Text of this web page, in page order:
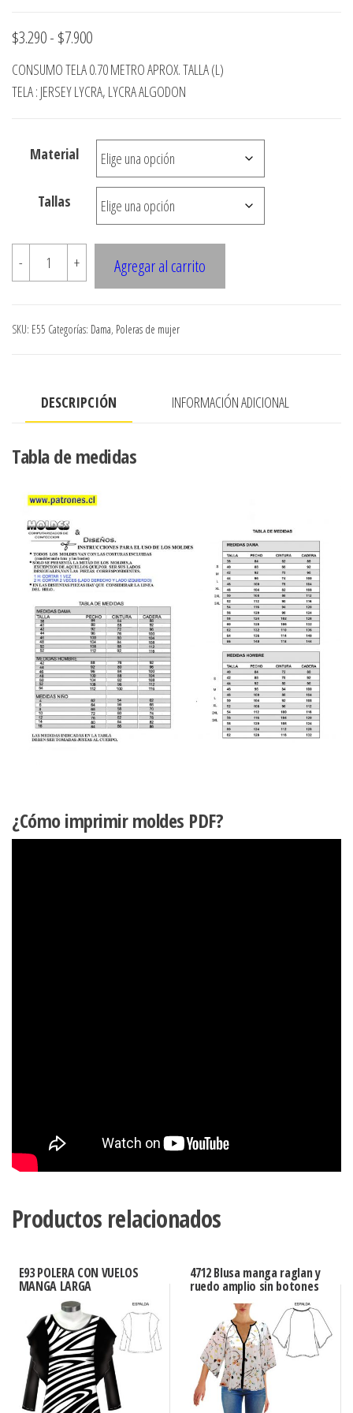
$3.290- $7.900Rango
de
precios:
$3.290
hasta
$7.900
CONSUMO TELA 0.70 METRO APROX. TALLA (L)
TELA : JERSEY LYCRA, LYCRA ALGODON
Material
Tallas
-
POLERA
CON
PLIEGUEZ
SEMI
cantidad
+ Agregar al carrito
SKU: E55 Categorías: Dama, Poleras de mujer
DESCRIPCIÓN INFORMACIÓN ADICIONAL
Tabla de medidas
¿Cómo imprimir moldes PDF?
Productos relacionados
E93 POLERA CON VUELOS
MANGA LARGA
4712 Blusa manga raglan y
ruedo amplio sin botones